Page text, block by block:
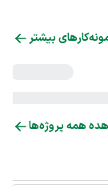
بیشتر
همه پروژه‌ها